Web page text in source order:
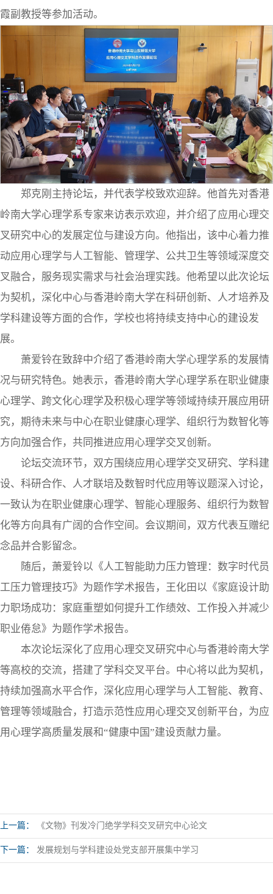
霞副教授等参加活动。
郑克刚主持论坛，并代表学校致欢迎辞。他首先对香港
岭南大学心理学系专家来访表示欢迎，并介绍了应用心理交
叉研究中心的发展定位与建设方向。他指出，该中心着力推
动应用心理学与人工智能、管理学、公共卫生等领域深度交
叉融合，服务现实需求与社会治理实践。他希望以此次论坛
为契机，深化中心与香港岭南大学在科研创新、人才培养及
学科建设等方面的合作，学校也将持续支持中心的建设发
展。
萧爱铃在致辞中介绍了香港岭南大学心理学系的发展情
况与研究特色。她表示，香港岭南大学心理学系在职业健康
心理学、跨文化心理学及积极心理学等领域持续开展应用研
究，期待未来与中心在职业健康心理学、组织行为数智化等
方向加强合作，共同推进应用心理学交叉创新。
论坛交流环节，双方围绕应用心理学交叉研究、学科建
设、科研合作、人才联培及数智时代应用等议题深入讨论，
一致认为在职业健康心理学、智能心理服务、组织行为数智
化等方向具有广阔的合作空间。会议期间，双方代表互赠纪
念品并合影留念。
随后，萧爱铃以《人工智能助力压力管理：数字时代员
工压力管理技巧》为题作学术报告，王化田以《家庭设计助
力职场成功：家庭重塑如何提升工作绩效、工作投入并减少
职业倦怠》为题作学术报告。
本次论坛深化了应用心理交叉研究中心与香港岭南大学
等高校的交流，搭建了学科交叉平台。中心将以此为契机，
持续加强高水平合作，深化应用心理学与人工智能、教育、
管理等领域融合，打造示范性应用心理交叉创新平台，为应
用心理学高质量发展和“健康中国”建设贡献力量。
上一篇： 《文物》刊发冷门绝学学科交叉研究中心论文
下一篇： 发展规划与学科建设处党支部开展集中学习